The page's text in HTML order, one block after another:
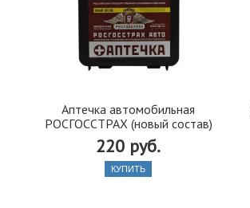
Аптечка автомобильная
РОСГОССТРАХ (новый состав)
220 руб.
КУПИТЬ